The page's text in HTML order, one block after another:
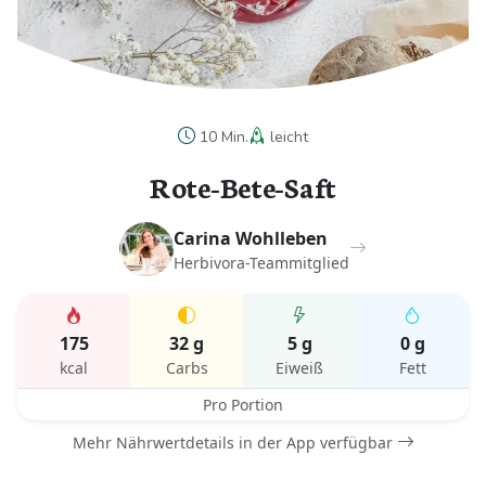
10 Min. leicht
Rote-Bete-Saft
Carina Wohlleben
Herbivora-Teammitglied
175
kcal
32 g
Carbs
5 g
Eiweiß
0 g
Fett
Pro Portion
Mehr Nährwertdetails in der App verfügbar